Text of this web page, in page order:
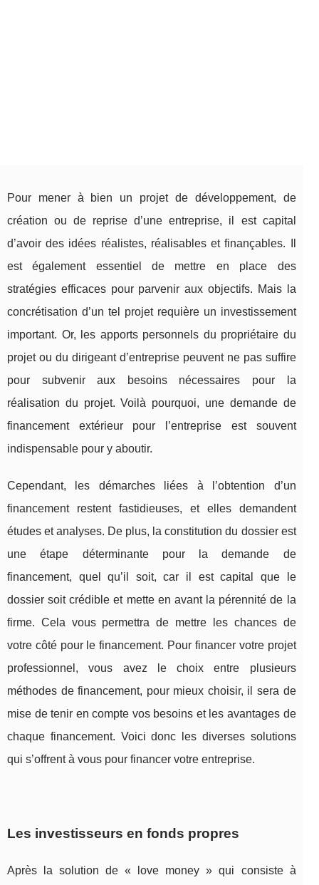
Pour mener à bien un projet de développement, de
création ou de reprise d’une entreprise, il est capital
d’avoir des idées réalistes, réalisables et finançables. Il
est également essentiel de mettre en place des
stratégies efficaces pour parvenir aux objectifs. Mais la
concrétisation d’un tel projet requière un investissement
important. Or, les apports personnels du propriétaire du
projet ou du dirigeant d’entreprise peuvent ne pas suffire
pour subvenir aux besoins nécessaires pour la
réalisation du projet. Voilà pourquoi, une demande de
financement extérieur pour l’entreprise est souvent
indispensable pour y aboutir.
Cependant, les démarches liées à l’obtention d’un
financement restent fastidieuses, et elles demandent
études et analyses. De plus, la constitution du dossier est
une étape déterminante pour la demande de
financement, quel qu’il soit, car il est capital que le
dossier soit crédible et mette en avant la pérennité de la
firme. Cela vous permettra de mettre les chances de
votre côté pour le financement. Pour financer votre projet
professionnel, vous avez le choix entre plusieurs
méthodes de financement, pour mieux choisir, il sera de
mise de tenir en compte vos besoins et les avantages de
chaque financement. Voici donc les diverses solutions
qui s’offrent à vous pour financer votre entreprise.
Les investisseurs en fonds propres
Après la solution de « love money » qui consiste à